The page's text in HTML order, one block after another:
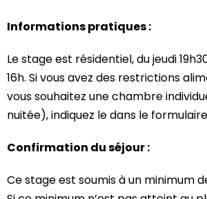
Informations pratiques :
Le stage est résidentiel, du jeudi
16h. Si vous avez des restrictions
vous souhaitez une chambre
nuitée), indiquez le dans le
Confirmation du séjour :
Ce stage est soumis à un minimum